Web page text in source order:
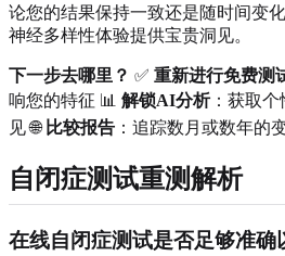
论您的结果保持一致还是随时间变
神经多样性体验提供宝贵洞见。
下一步去哪里？ ✅ 重新进行免费测
响您的特征 📊 解锁AI分析：获取个
见 🌐 比较报告 ：追踪数月或数年的
自闭症测试重测解析
在线自闭症测试是否足够准确